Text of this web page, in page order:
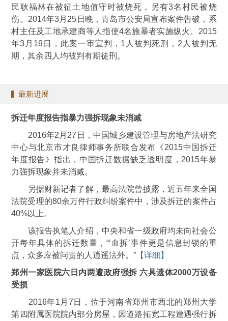
民耿福林在被征土地值守时被烧死，另有3名村民被烧
伤。2014年3月25日晚，青岛市公安局宣布案件告破，系
村主任及工地承建商等人指使4名施暴者实施纵火。2015
年3月19日，此案一审宣判，1人被判死刑，2人被判无
期，其余四人均被判有期徒刑。
最新进展
拆迁年度报告指暴力强拆现象未消减
2016年2月27日，中国城乡建设管理与房地产法研究
中心与北京市才良律师事务所联合发布《2015中国拆迁
年度报告》指出，中国拆迁数据缺乏透明度，2015年暴
力强拆现象并未消减。
另据财新记者了解，最高法院曾披露，近五年来全国
法院受理的80余万件行政纠纷案件中，涉及拆迁的案件占
40%以上。
该报告执笔人介绍，中央和省一级政府均未向社会公
开每年具体的拆迁数量，“‘血拆’事件更是信息封锁的重
点，众多应被问责的人逍遥法外。” 【详细】
郑州一家医院六日内两遭政府强拆 六具遗体2000万设备
受损
2016年1月7日，位于河南省郑州市西北的郑州大学
第四附属医院院内部分房屋，因道路拓宽工程遭遇强行拆